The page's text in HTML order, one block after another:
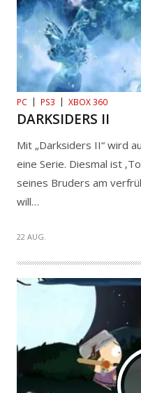
PC PS3 XBOX 360
DARKSIDERS II
Mit „Darksiders II“ wird
eine Serie. Diesmal ist
seines Bruders am
will…
22 AUG.